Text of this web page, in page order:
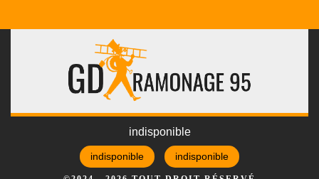
indisponible
indisponible indisponible